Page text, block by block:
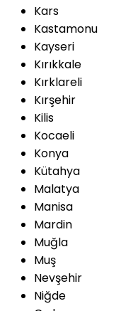
Kars
Kastamonu
Kayseri
Kırıkkale
Kırklareli
Kırşehir
Kilis
Kocaeli
Konya
Kütahya
Malatya
Manisa
Mardin
Muğla
Muş
Nevşehir
Niğde